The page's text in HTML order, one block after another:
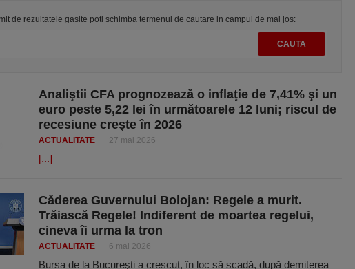
de rezultatele gasite poti schimba termenul de cautare in campul de mai jos:
Analiştii CFA prognozează o inflaţie de 7,41% şi un
euro peste 5,22 lei în următoarele 12 luni; riscul de
recesiune creşte în 2026
ACTUALITATE 27 mai 2026
[...]
Căderea Guvernului Bolojan: Regele a murit.
Trăiască Regele! Indiferent de moartea regelui,
cineva îi urma la tron
ACTUALITATE 6 mai 2026
Bursa de la Bucureşti a crescut, în loc să scadă, după demiterea